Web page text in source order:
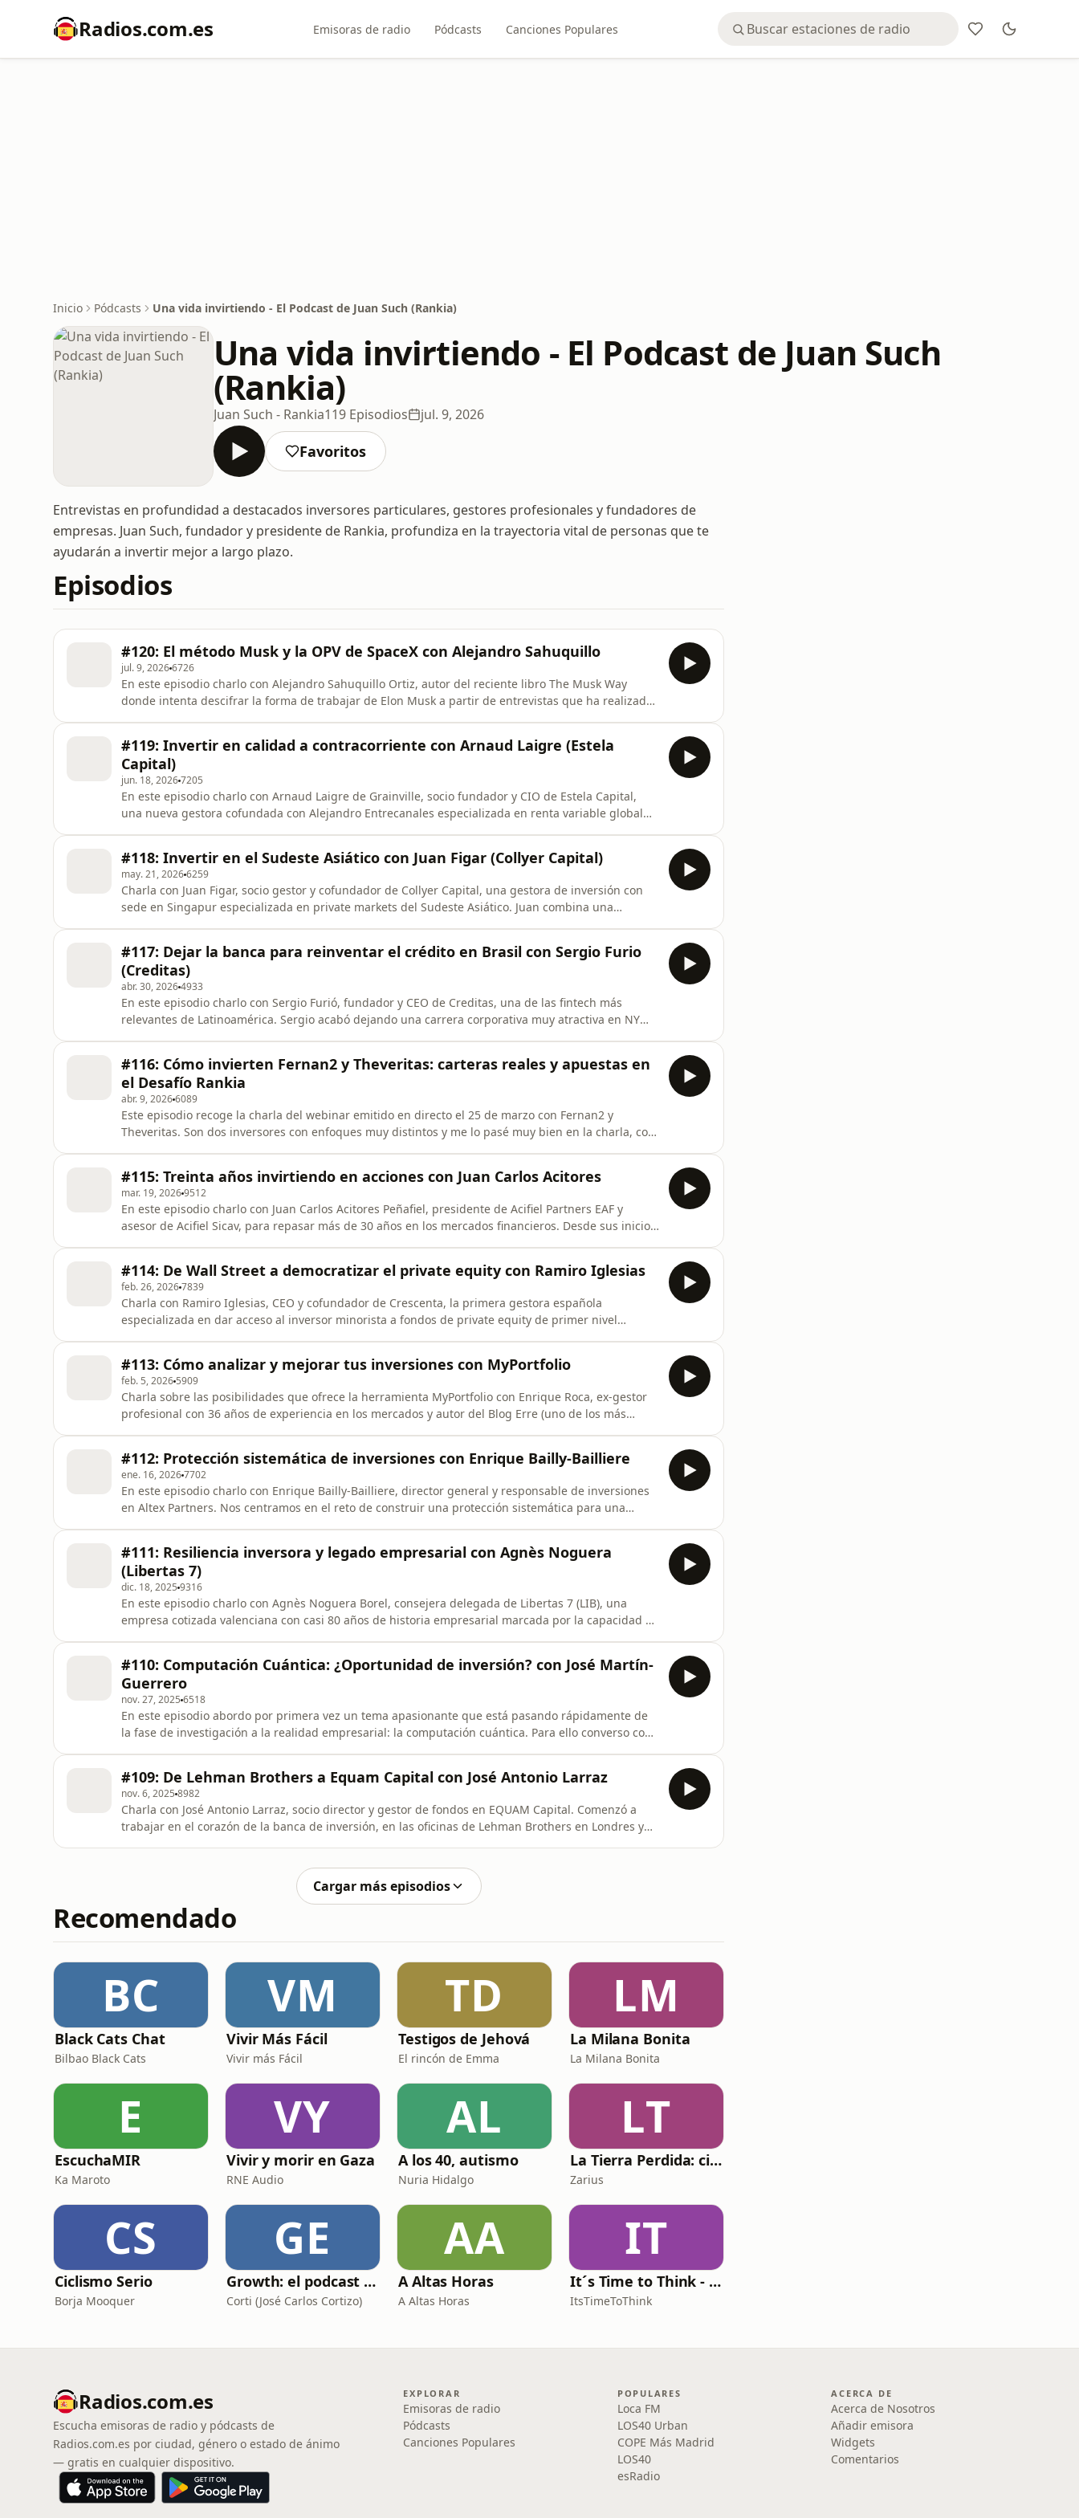
Radios.com.es Emisoras de radio Pódcasts Canciones Populares
Inicio Pódcasts Una vida invirtiendo - El Podcast de Juan Such (Rankia)
Una vida invirtiendo - El Podcast de Juan Such
(Rankia)
Juan Such - Rankia119 Episodios jul. 9, 2026
Favoritos
Entrevistas en profundidad a destacados inversores particulares, gestores profesionales y fundadores de
empresas. Juan Such, fundador y presidente de Rankia, profundiza en la trayectoria vital de personas que te
ayudarán a invertir mejor a largo plazo.
Episodios
#120: El método Musk y la OPV de SpaceX con Alejandro Sahuquillo
jul. 9, 20266726
En este episodio charlo con Alejandro Sahuquillo Ortiz, autor del reciente libro The Musk Way
donde intenta descifrar la forma de trabajar de Elon Musk a partir de entrevistas que ha realizado
estudi
#119: Invertir en calidad a contracorriente con Arnaud Laigre (Estela
Capital)
jun. 18, 20267205
En este episodio charlo con Arnaud Laigre de Grainville, socio fundador y CIO de Estela Capital,
una nueva gestora cofundada con Alejandro Entrecanales especializada en renta variable global
francesas y cont
#118: Invertir en el Sudeste Asiático con Juan Figar (Collyer Capital)
may. 21, 20266259
Charla con Juan Figar, socio gestor y cofundador de Collyer Capital, una gestora de inversión con
sede en Singapur especializada en private markets del Sudeste Asiático. Juan combina una
equity en empresas
#117: Dejar la banca para reinventar el crédito en Brasil con Sergio Furio
(Creditas)
abr. 30, 20264933
En este episodio charlo con Sergio Furió, fundador y CEO de Creditas, una de las fintech más
relevantes de Latinoamérica. Sergio acabó dejando una carrera corporativa muy atractiva en NY
financiero, el aprendi
#116: Cómo invierten Fernan2 y Theveritas: carteras reales y apuestas en
el Desafío Rankia
abr. 9, 20266089
Este episodio recoge la charla del webinar emitido en directo el 25 de marzo con Fernan2 y
Theveritas. Son dos inversores con enfoques muy distintos y me lo pasé muy bien en la charla, con
blog "Inv
#115: Treinta años invirtiendo en acciones con Juan Carlos Acitores
mar. 19, 20269512
En este episodio charlo con Juan Carlos Acitores Peñafiel, presidente de Acifiel Partners EAF y
asesor de Acifiel Sicav, para repasar más de 30 años en los mercados financieros. Desde sus inicios
décadas de
#114: De Wall Street a democratizar el private equity con Ramiro Iglesias
feb. 26, 20267839
Charla con Ramiro Iglesias, CEO y cofundador de Crescenta, la primera gestora española
especializada en dar acceso al inversor minorista a fondos de private equity de primer nivel
10.000 millones en Wall
#113: Cómo analizar y mejorar tus inversiones con MyPortfolio
feb. 5, 2026 5909
Charla sobre las posibilidades que ofrece la herramienta MyPortfolio con Enrique Roca, ex-gestor
profesional con 36 años de experiencia en los mercados y autor del Blog Erre (uno de los más
cartera
#112: Protección sistemática de inversiones con Enrique Bailly-Bailliere
ene. 16, 20267702
En este episodio charlo con Enrique Bailly-Bailliere, director general y responsable de inversiones
en Altex Partners. Nos centramos en el reto de construir una protección sistemática para una
lecciones
#111: Resiliencia inversora y legado empresarial con Agnès Noguera
(Libertas 7)
dic. 18, 2025 9316
En este episodio charlo con Agnès Noguera Borel, consejera delegada de Libertas 7 (LIB), una
empresa cotizada valenciana con casi 80 años de historia empresarial marcada por la capacidad de
inversion
#110: Computación Cuántica: ¿Oportunidad de inversión? con José Martín-
Guerrero
nov. 27, 2025 6518
En este episodio abordo por primera vez un tema apasionante que está pasando rápidamente de
la fase de investigación a la realidad empresarial: la computación cuántica. Para ello converso con
Teórica e Ingeni
#109: De Lehman Brothers a Equam Capital con José Antonio Larraz
nov. 6, 2025 8982
Charla con José Antonio Larraz, socio director y gestor de fondos en EQUAM Capital. Comenzó a
trabajar en el corazón de la banca de inversión, en las oficinas de Lehman Brothers en Londres y
Cargar más episodios
Recomendado
BC
Black Cats Chat
Bilbao Black Cats
VM
Vivir Más Fácil
Vivir más Fácil
TD
Testigos de Jehová
El rincón de Emma
LM
La Milana Bonita
La Milana Bonita
E
EscuchaMIR
Ka Maroto
VY
Vivir y morir en Gaza
RNE Audio
AL
A los 40, autismo
Nuria Hidalgo
LT
La Tierra Perdida: ciencia ficción épica en audio
Zarius
CS
Ciclismo Serio
Borja Mooquer
GE
Growth: el podcast de Product Hackers 🚀
Corti (José Carlos Cortizo)
AA
A Altas Horas
A Altas Horas
IT
It´s Time to Think - ¿Nos paramos a pensar?
ItsTimeToThink
Radios.com.es
Escucha emisoras de radio y pódcasts de
Radios.com.es por ciudad, género o estado de ánimo
— gratis en cualquier dispositivo.
EXPLORAR
Emisoras de radio
Pódcasts
Canciones Populares
POPULARES
Loca FM
LOS40 Urban
COPE Más Madrid
LOS40
esRadio
ACERCA DE
Acerca de Nosotros
Añadir emisora
Widgets
Comentarios